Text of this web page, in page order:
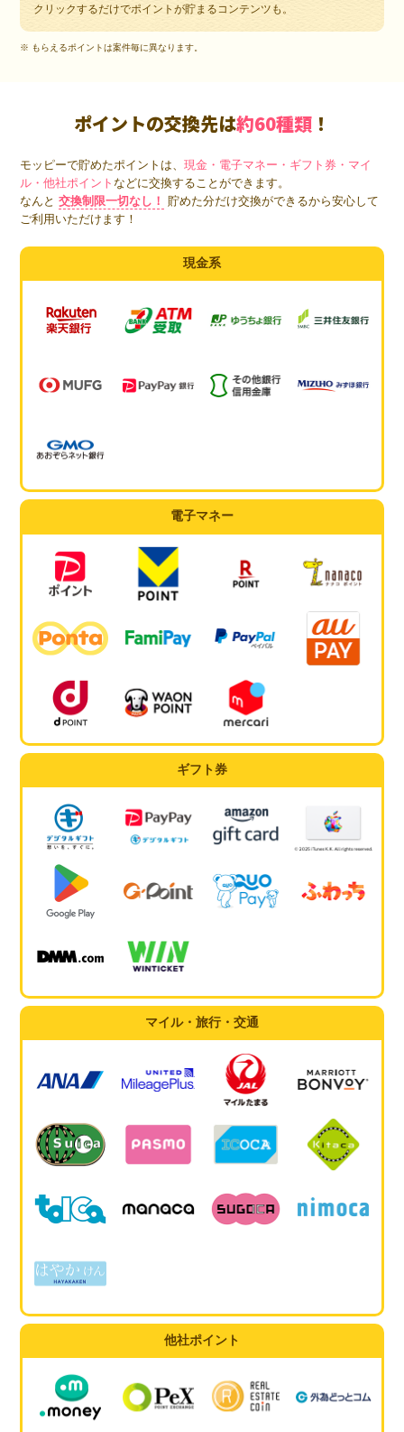
クリックするだけでポイントが貯まるコンテンツも。
※ もらえるポイントは案件毎に異なります。
ポイントの交換先は約60種類 ！
モッピーで貯めたポイントは、現金・電子マネー・ギフト券・マイ
ル・他社ポイントなどに交換することができます。
なんと 交換制限一切なし！
貯めた分だけ交換ができるから安心して
ご利用いただけます！
現金系
電子マネー
ギフト券
マイル・旅行・交通
他社ポイント